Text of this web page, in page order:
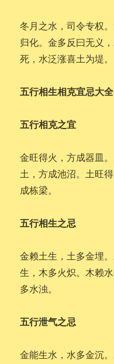
冬月之水，司令专权
归化。金多反曰无义
死，水泛涨喜土为堤。
五行相生相克宜忌大全
五行相克之宜
金旺得火，方成器皿
土，方成池沼。土旺
成栋梁。
五行相生之忌
金赖土生，土多金埋
生，木多火炽。木赖
多水浊。
五行泄气之忌
金能生水，水多金沉